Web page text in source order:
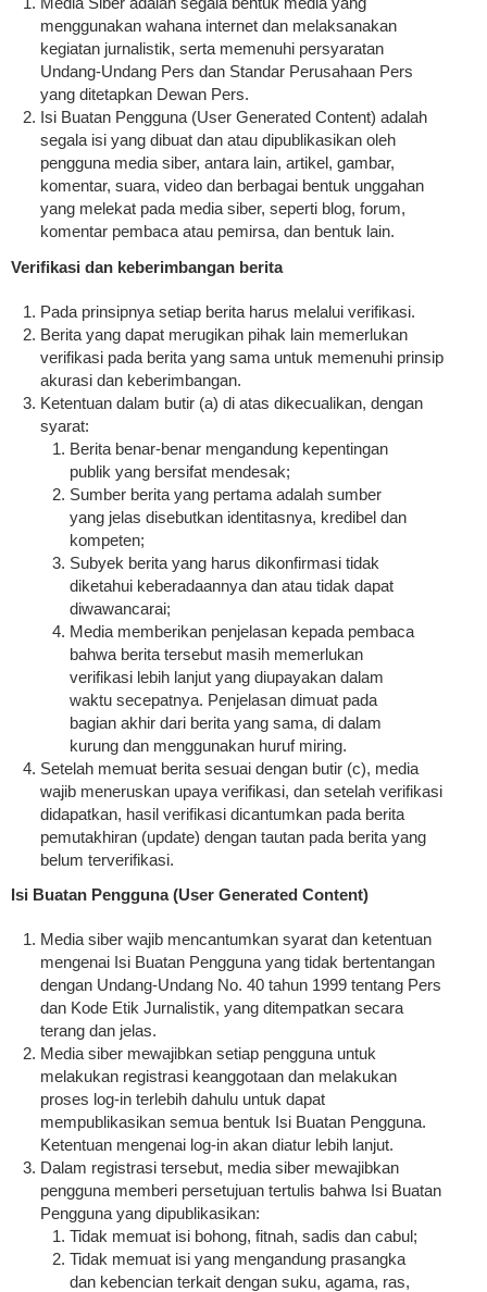
menggunakan wahana internet dan melaksanakan
kegiatan jurnalistik, serta memenuhi persyaratan
Undang-Undang Pers dan Standar Perusahaan Pers
yang ditetapkan Dewan Pers.
Isi Buatan Pengguna (User Generated Content) adalah
segala isi yang dibuat dan atau dipublikasikan oleh
pengguna media siber, antara lain, artikel, gambar,
komentar, suara, video dan berbagai bentuk unggahan
yang melekat pada media siber, seperti blog, forum,
komentar pembaca atau pemirsa, dan bentuk lain.
Verifikasi dan keberimbangan berita
Pada prinsipnya setiap berita harus melalui verifikasi.
Berita yang dapat merugikan pihak lain memerlukan
verifikasi pada berita yang sama untuk memenuhi prinsip
akurasi dan keberimbangan.
Ketentuan dalam butir (a) di atas dikecualikan, dengan
syarat:
Berita benar-benar mengandung kepentingan
publik yang bersifat mendesak;
Sumber berita yang pertama adalah sumber
yang jelas disebutkan identitasnya, kredibel dan
kompeten;
Subyek berita yang harus dikonfirmasi tidak
diketahui keberadaannya dan atau tidak dapat
diwawancarai;
Media memberikan penjelasan kepada pembaca
bahwa berita tersebut masih memerlukan
verifikasi lebih lanjut yang diupayakan dalam
waktu secepatnya. Penjelasan dimuat pada
bagian akhir dari berita yang sama, di dalam
kurung dan menggunakan huruf miring.
Setelah memuat berita sesuai dengan butir (c), media
wajib meneruskan upaya verifikasi, dan setelah verifikasi
didapatkan, hasil verifikasi dicantumkan pada berita
pemutakhiran (update) dengan tautan pada berita yang
belum terverifikasi.
Isi Buatan Pengguna (User Generated Content)
Media siber wajib mencantumkan syarat dan ketentuan
mengenai Isi Buatan Pengguna yang tidak bertentangan
dengan Undang-Undang No. 40 tahun 1999 tentang Pers
dan Kode Etik Jurnalistik, yang ditempatkan secara
terang dan jelas.
Media siber mewajibkan setiap pengguna untuk
melakukan registrasi keanggotaan dan melakukan
proses log-in terlebih dahulu untuk dapat
mempublikasikan semua bentuk Isi Buatan Pengguna.
Ketentuan mengenai log-in akan diatur lebih lanjut.
Dalam registrasi tersebut, media siber mewajibkan
pengguna memberi persetujuan tertulis bahwa Isi Buatan
Pengguna yang dipublikasikan:
Tidak memuat isi bohong, fitnah, sadis dan cabul;
Tidak memuat isi yang mengandung prasangka
dan kebencian terkait dengan suku, agama, ras,